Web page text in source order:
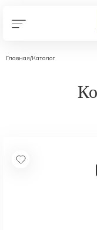
Главная/Каталог